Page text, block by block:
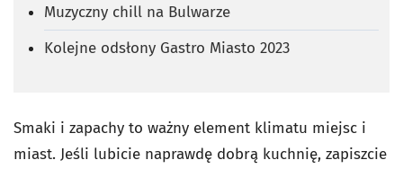
Muzyczny chill na Bulwarze
Kolejne odsłony Gastro Miasto 2023
Smaki i zapachy to ważny element klimatu miejsc i
miast. Jeśli lubicie naprawdę dobrą kuchnię, zapiszcie